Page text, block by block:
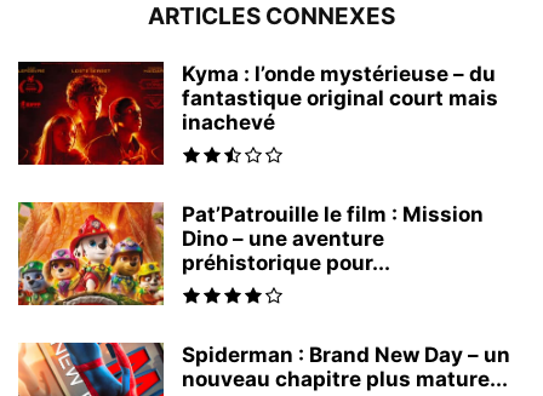
ARTICLES CONNEXES
Kyma : l’onde mystérieuse – du
fantastique original court mais
inachevé
Pat’Patrouille le film : Mission
Dino – une aventure
préhistorique pour...
Spiderman : Brand New Day – un
nouveau chapitre plus mature...